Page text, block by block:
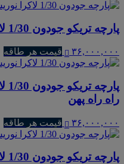
پارچه تریکو جودون 1/30 لاکرا گردباف نوریس | سرخابی
۳۶,۰۰۰,۰۰۰ قیمت هر طاقه
راه راه پهن
۳۶,۰۰۰,۰۰۰ قیمت هر طاقه
پارچه تریکو جودون 1/30 لاکرا گردباف نوریس | صدری